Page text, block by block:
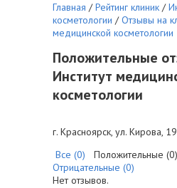
Главная / Рейтинг клиник /
косметологии / Отзывы на
медицинской косметологии
Положительные
Институт
косметологии
г. Красноярск, ул. Кирова, 19
Все (0) Положительные
Отрицательные (0)
Нет отзывов.